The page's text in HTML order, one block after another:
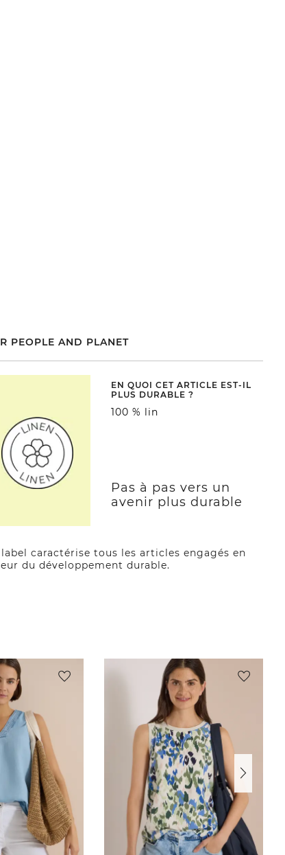
PEOPLE AND PLANET
EN QUOI CET ARTICLE EST-IL
PLUS DURABLE ?
100 % lin
Pas à pas vers un
avenir plus durable
label caractérise tous les articles engagés en
du développement durable.